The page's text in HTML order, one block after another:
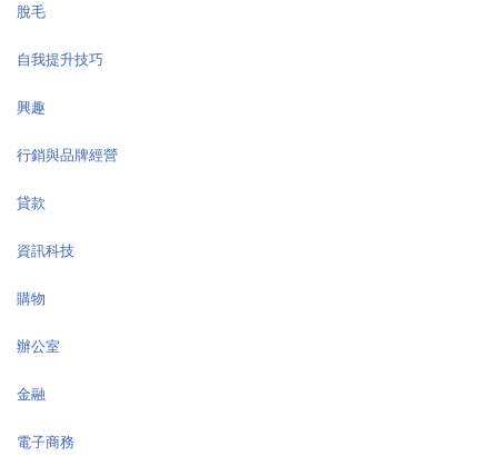
脫毛
自我提升技巧
興趣
行銷與品牌經營
貸款
資訊科技
購物
辦公室
金融
電子商務